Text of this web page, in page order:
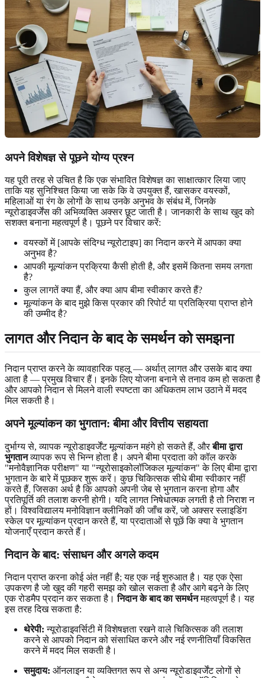
अपने विशेषज्ञ से पूछने योग्य प्रश्न
यह पूरी तरह से उचित है कि एक संभावित विशेषज्ञ का साक्षात्कार लिया जाए
ताकि यह सुनिश्चित किया जा सके कि वे उपयुक्त हैं, खासकर वयस्कों,
महिलाओं या रंग के लोगों के साथ उनके अनुभव के संबंध में, जिनके
न्यूरोडाइवर्जेंस की अभिव्यक्ति अक्सर छूट जाती है। जानकारी के साथ खुद को
सशक्त बनाना महत्वपूर्ण है। पूछने पर विचार करें:
वयस्कों में [आपके संदिग्ध न्यूरोटाइप] का निदान करने में आपका क्या
अनुभव है?
आपकी मूल्यांकन प्रक्रिया कैसी होती है, और इसमें कितना समय लगता
है?
कुल लागतें क्या हैं, और क्या आप बीमा स्वीकार करते हैं?
मूल्यांकन के बाद मुझे किस प्रकार की रिपोर्ट या प्रतिक्रिया प्राप्त होने
की उम्मीद है?
लागत और निदान के बाद के समर्थन को समझना
निदान प्राप्त करने के व्यावहारिक पहलू — अर्थात् लागत और उसके बाद क्या
आता है — प्रमुख विचार हैं। इनके लिए योजना बनाने से तनाव कम हो सकता है
और आपको निदान से मिलने वाली स्पष्टता का अधिकतम लाभ उठाने में मदद
मिल सकती है।
अपने मूल्यांकन का भुगतान: बीमा और वित्तीय सहायता
दुर्भाग्य से, व्यापक न्यूरोडाइवर्जेंट मूल्यांकन महंगे हो सकते हैं, औरबीमा द्वारा
भुगतानव्यापक रूप से भिन्न होता है। अपने बीमा प्रदाता को कॉल करके
"मनोवैज्ञानिक परीक्षण" या "न्यूरोसाइकोलॉजिकल मूल्यांकन" के लिए बीमा द्वारा
भुगतान के बारे में पूछकर शुरू करें। कुछ चिकित्सक सीधे बीमा स्वीकार नहीं
करते हैं, जिसका अर्थ है कि आपको अपनी जेब से भुगतान करना होगा और
प्रतिपूर्ति की तलाश करनी होगी। यदि लागत निषेधात्मक लगती है तो निराश न
हों। विश्वविद्यालय मनोविज्ञान क्लीनिकों की जाँच करें, जो अक्सर स्लाइडिंग
स्केल पर मूल्यांकन प्रदान करते हैं, या प्रदाताओं से पूछें कि क्या वे भुगतान
योजनाएँ प्रदान करते हैं।
निदान के बाद: संसाधन और अगले कदम
निदान प्राप्त करना कोई अंत नहीं है; यह एक नई शुरुआत है। यह एक ऐसा
उपकरण है जो खुद की गहरी समझ को खोल सकता है और आगे बढ़ने के लिए
एक रोडमैप प्रदान कर सकता है।निदान के बाद का समर्थनमहत्वपूर्ण है। यह
इस तरह दिख सकता है:
थेरेपी: न्यूरोडाइवर्सिटी में विशेषज्ञता रखने वाले चिकित्सक की तलाश
करने से आपको निदान को संसाधित करने और नई रणनीतियाँ विकसित
करने में मदद मिल सकती है।
समुदाय: ऑनलाइन या व्यक्तिगत रूप से अन्य न्यूरोडाइवर्जेंट लोगों से